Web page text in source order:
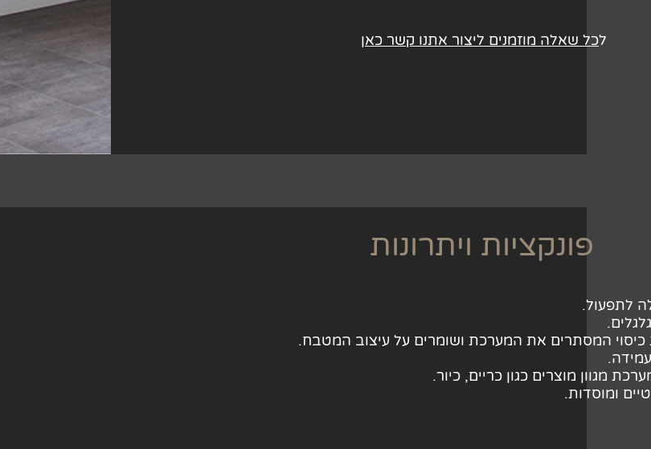
לכל שאלה מוזמנים ליצור אתנו קשר כאן
לתפעול.
כיסוי המסתרים את המערכת ושומרים על עיצוב המטבח.
מגוון מוצרים כגון כריים, כיור.
ומוסדות.